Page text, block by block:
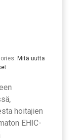
Mitä uutta
hoitajien
EHIC-